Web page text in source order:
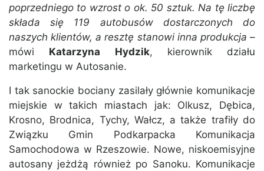
poprzedniego to wzrost o ok. 50 sztuk. Na tę liczbę
składa się 119 autobusów dostarczonych do
naszych klientów, a resztę stanowi inna produkcja –
mówi Katarzyna Hydzik, kierownik działu
marketingu w Autosanie.
I tak sanockie bociany zasilały głównie komunikacje
miejskie w takich miastach jak: Olkusz, Dębica,
Krosno, Brodnica, Tychy, Wałcz, a także trafiły do
Związku Gmin Podkarpacka Komunikacja
Samochodowa w Rzeszowie. Nowe, niskoemisyjne
autosany jeżdżą również po Sanoku. Komunikacje